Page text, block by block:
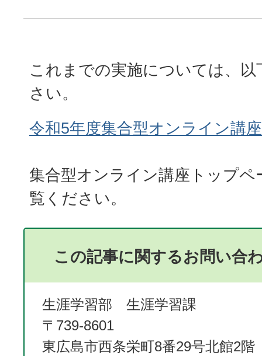
これまでの実施については、
さい。
令和5年度集合型オンライン講
集合型オンライン講座トップペ
覧ください。
この記事に関するお問い合
生涯学習部 生涯学習課
〒739-8601
東広島市西条栄町8番29号北館2階